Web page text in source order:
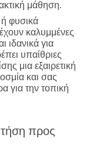
μάθηση.
ή φυσικά
καλυμμένες
ιδανικά για
υπαίθριες
μια εξαιρετική
και σας
για την τοπική
προς